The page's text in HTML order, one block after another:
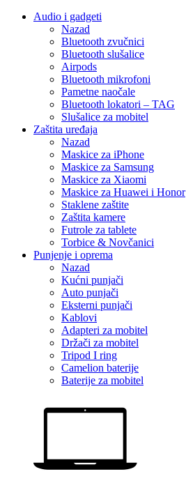
Audio i gadgeti
Nazad
Bluetooth zvučnici
Bluetooth slušalice
Airpods
Bluetooth mikrofoni
Pametne naočale
Bluetooth lokatori – TAG
Slušalice za mobitel
Zaštita uređaja
Nazad
Maskice za iPhone
Maskice za Samsung
Maskice za Xiaomi
Maskice za Huawei i Honor
Staklene zaštite
Zaštita kamere
Futrole za tablete
Torbice & Novčanici
Punjenje i oprema
Nazad
Kućni punjači
Auto punjači
Eksterni punjači
Kablovi
Adapteri za mobitel
Držači za mobitel
Tripod I ring
Camelion baterije
Baterije za mobitel